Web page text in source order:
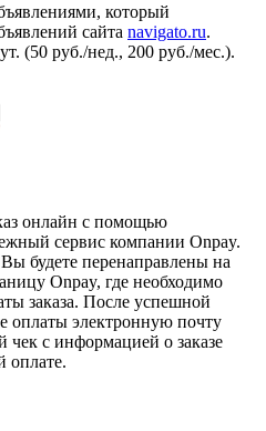
который
сайта navigato.ru.
(50 руб./нед., 200 руб./мес.).
онлайн с помощью
сервис компании Onpay.
будете перенаправлены на
Onpay, где необходимо
заказа. После успешной
оплаты электронную почту
чек с информацией о заказе
оплате.